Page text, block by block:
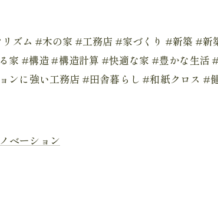
ズム #木の家 #工務店 #家づくり #新築 #新
家 #構造 #構造計算 #快適な家 #豊かな生
ンに強い工務店 #田舎暮らし #和紙クロス #
ベーション